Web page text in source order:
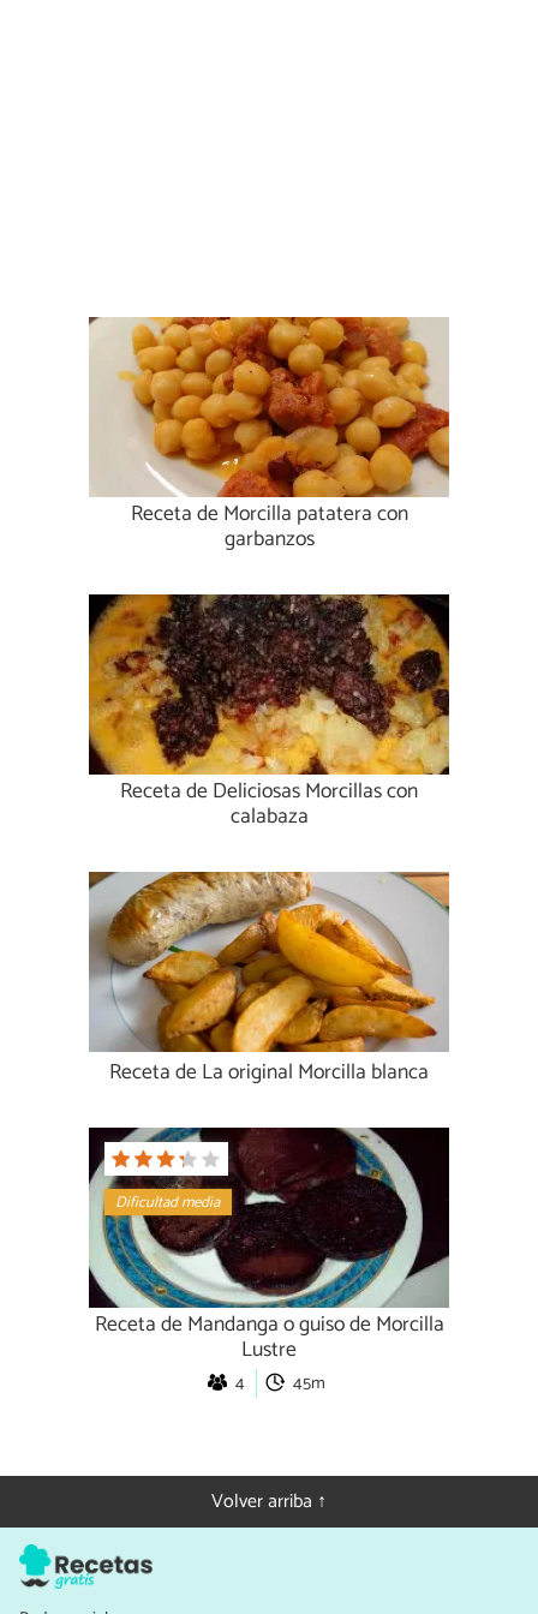
Receta de Morcilla patatera con
garbanzos
Receta de Deliciosas Morcillas con
calabaza
Receta de La original Morcilla blanca
Dificultad media
Receta de Mandanga o guiso de Morcilla
Lustre
4 45m
Volver arriba ↑